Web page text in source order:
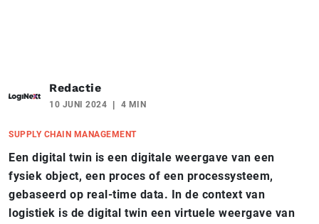
Redactie
10 JUNI 2024 4 MIN
SUPPLY CHAIN MANAGEMENT
Een digital twin is een digitale weergave van een
fysiek object, een proces of een processysteem,
gebaseerd op real-time data. In de context van
logistiek is de digital twin een virtuele weergave van